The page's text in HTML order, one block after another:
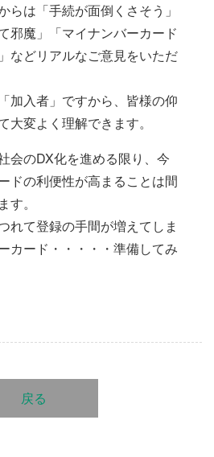
らは「手続が面倒くさそう」
邪魔」「マイナンバーカード
などリアルなご意見をいただ
加入者」ですから、皆様の仰
大変よく理解できます。
会のDX化を進める限り、今
ドの利便性が高まることは間
。
れて登録の手間が増えてしま
カード・・・・・準備してみ
戻る